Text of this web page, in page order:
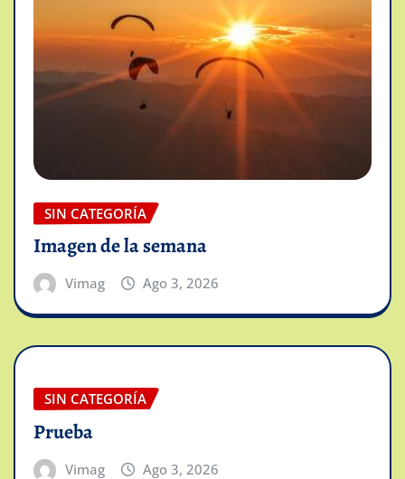
SIN CATEGORÍA
Imagen de la semana
Vimag Ago 3, 2026
SIN CATEGORÍA
Prueba
Vimag Ago 3, 2026